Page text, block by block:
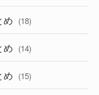
め (18)
め (14)
め (15)